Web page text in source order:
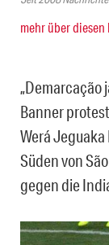
mehr über diesen
„Demarcação
Banner
Werá
Süden von
gegen die